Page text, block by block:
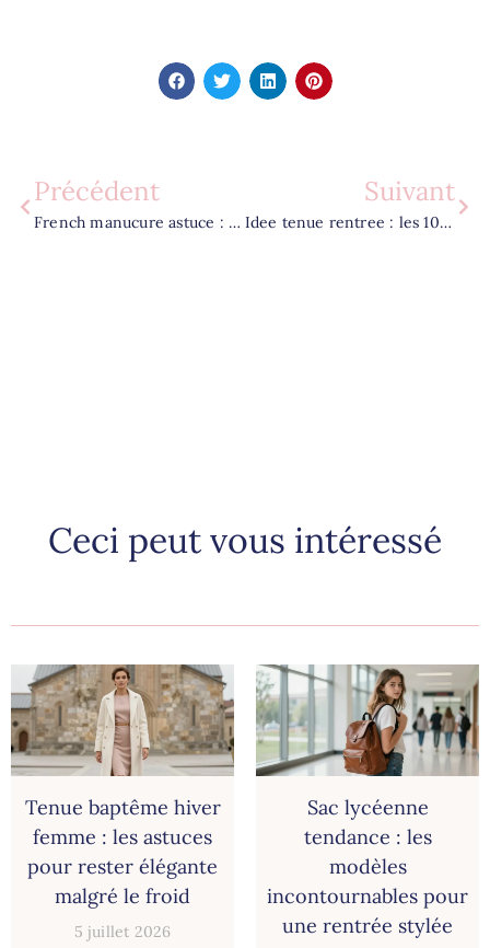
Précédent
French manucure astuce : la méthode simple pour une ligne parfaite
Suivant
Idee tenue rentree : les 10 looks indispensables pour le collège
Ceci peut vous intéressé
Tenue baptême hiver
femme : les astuces
pour rester élégante
malgré le froid
5 juillet 2026
Sac lycéenne
tendance : les
modèles
incontournables pour
une rentrée stylée